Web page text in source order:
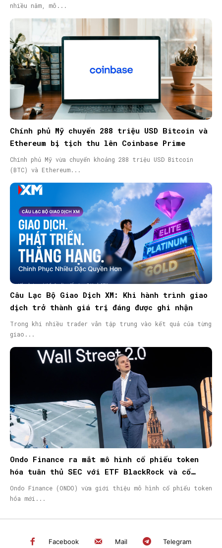
nhiều năm, mô...
Chính phủ Mỹ chuyển 288 triệu USD Bitcoin và
Ethereum bị tịch thu lên Coinbase Prime
Chính phủ Mỹ vừa chuyển khoảng 288 triệu USD Bitcoin
(BTC) và Ethereum...
Câu Lạc Bộ Giao Dịch XM: Khi hành trình giao
dịch trở thành giá trị đáng được ghi nhận
Trong khi nhiều trader vẫn tập trung vào kết quả của từng
giao...
Ondo Finance ra mắt mô hình cổ phiếu token
hóa tuân thủ SEC với ETF BlackRock và cổ
phiếu Micron
Ondo Finance (ONDO) vừa giới thiệu mô hình cổ phiếu token
hóa mới...
Facebook Mail Telegram